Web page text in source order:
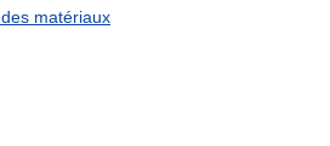
matériaux